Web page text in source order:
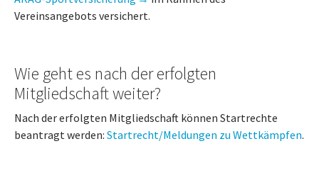
Vereinsangebots versichert.
Wie geht es nach der erfolgten
Mitgliedschaft weiter?
Nach der erfolgten Mitgliedschaft können Startrechte
beantragt werden: Startrecht/Meldungen zu Wettkämpfen.